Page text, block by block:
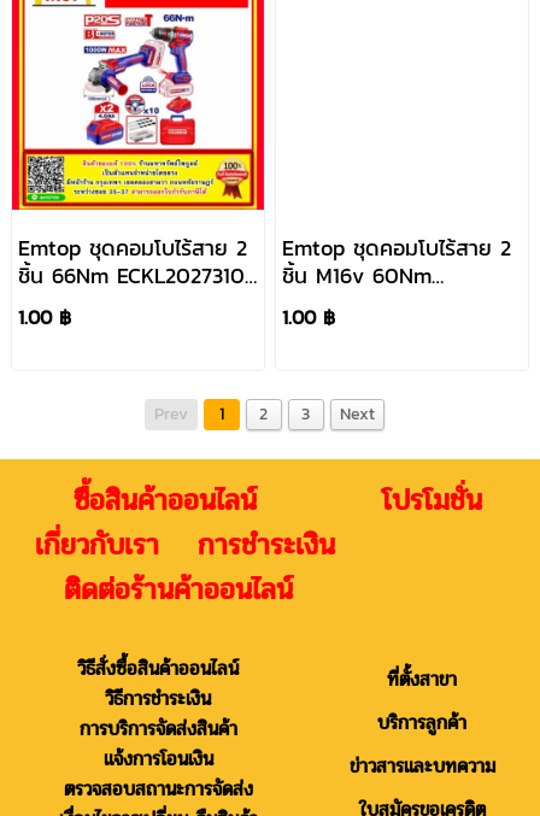
Emtop ชุดคอมโบไร้สาย 2
ชิ้น 66Nm ECKL2027310
เจียร์+สว่านกระแทก
1.00 ฿
Emtop ชุดคอมโบไร้สาย 2
ชิ้น M16v 60Nm
ECKL1628
1.00 ฿
Prev 1 2 3 Next
ซื้อสินค้าออนไลน์ โปรโมชั่น
เกี่ยวกับเรา การชำระเงิน
ติดต่อร้านค้าออนไลน์
วิธีสั่งซื้อสินค้าออนไลน์
วิธีการชำระเงิน
การบริการจัดส่งสินค้า
แจ้งการโอนเงิน
ตรวจสอบสถานะการจัดส่ง
ที่ตั้งสาขา
บริการลูกค้า
ข่าวสารและบทความ
ใบสมัครขอเครดิต